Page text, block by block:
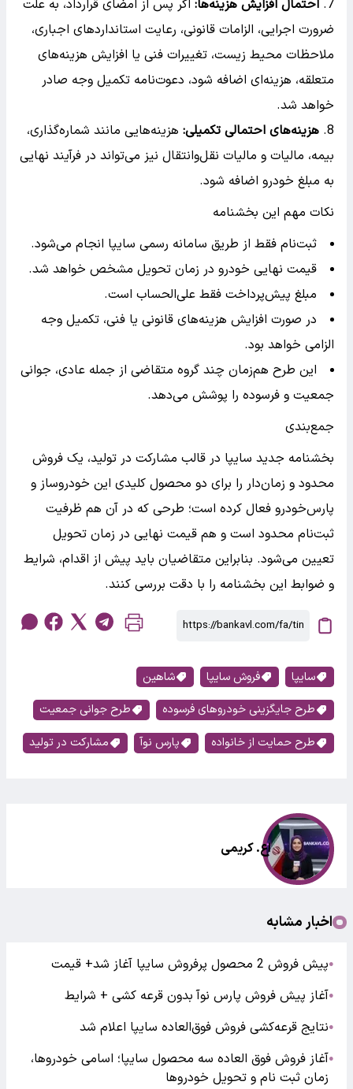
احتمال افزایش هزینه‌ها: اگر پس از امضای قرارداد، به علت
ضرورت اجرایی، الزامات قانونی، رعایت استانداردهای اجباری،
ملاحظات محیط زیست، تغییرات فنی یا افزایش هزینه‌های
متعلقه، هزینه‌ای اضافه شود، دعوت‌نامه تکمیل وجه صادر
خواهد شد.
هزینه‌های احتمالی تکمیلی: هزینه‌هایی مانند شماره‌گذاری،
بیمه، مالیات و مالیات نقل‌وانتقال نیز می‌تواند در فرآیند نهایی
به مبلغ خودرو اضافه شود.
نکات مهم این بخشنامه
ثبت‌نام فقط از طریق سامانه رسمی سایپا انجام می‌شود.
قیمت نهایی خودرو در زمان تحویل مشخص خواهد شد.
مبلغ پیش‌پرداخت فقط علی‌الحساب است.
در صورت افزایش هزینه‌های قانونی یا فنی، تکمیل وجه
الزامی خواهد بود.
این طرح هم‌زمان چند گروه متقاضی از جمله عادی، جوانی
جمعیت و فرسوده را پوشش می‌دهد.
جمع‌بندی
بخشنامه جدید سایپا در قالب مشارکت در تولید، یک فروش
محدود و زمان‌دار را برای دو محصول کلیدی این خودروساز و
پارس‌خودرو فعال کرده است؛ طرحی که در آن هم ظرفیت
ثبت‌نام محدود است و هم قیمت نهایی در زمان تحویل
تعیین می‌شود. بنابراین متقاضیان باید پیش از اقدام، شرایط
و ضوابط این بخشنامه را با دقت بررسی کنند.
سایپا فروش سایپا
شاهین
طرح جایگزینی خودروهای فرسوده
طرح جوانی جمعیت
طرح حمایت از خانواده
پارس نوآ مشارکت در تولید
اع. کریمی
اخبار مشابه
●پیش فروش 2 محصول پرفروش سایپا آغاز شد+ قیمت
●آغاز پیش فروش پارس نوآ بدون قرعه کشی + شرایط
●نتایج قرعه‌کشی فروش فوق‌العاده سایپا اعلام شد
●آغاز فروش فوق العاده سه محصول سایپا؛ اسامی خودروها،
زمان ثبت نام و تحویل خودروها